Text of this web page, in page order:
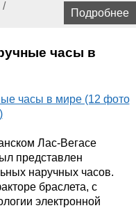
/
Подробнее
часы в
Лас-Вегасе
представлен
наручных часов.
браслета, с
электронной